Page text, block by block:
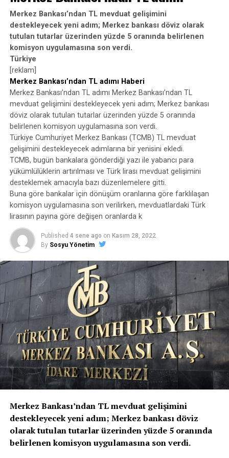
Merkez Bankası’ndan TL adımı
DON'T MISS
Ağustos’ta 111 bin 759 taşıtın trafiğe kaydı yapıldı
Merkez Bankası’ndan TL mevduat gelişimini
destekleyecek yeni adım; Merkez bankası döviz olarak
tutulan tutarlar üzerinden yüzde 5 oranında belirlenen
komisyon uygulamasına son verdi.
Türkiye
[reklam]
Merkez Bankası’ndan TL adımı Haberi
Merkez Bankası’ndan TL adımı Merkez Bankası’ndan TL
mevduat gelişimini destekleyecek yeni adım; Merkez bankası
döviz olarak tutulan tutarlar üzerinden yüzde 5 oranında
belirlenen komisyon uygulamasına son verdi.
Türkiye Cumhuriyet Merkez Bankası (TCMB) TL mevduat
gelişimini destekleyecek adımlarına bir yenisini ekledi.
TCMB, bugün bankalara gönderdiği yazı ile yabancı para
yükümlülüklerin artırılması ve Türk lirası mevduat gelişimini
desteklemek amacıyla bazı düzenlemelere gitti.
Buna göre bankalar için dönüşüm oranlarına göre farklılaşan
komisyon uygulamasına son verilirken, mevduatlardaki Türk
lirasının payına göre değişen oranlarda k
Published 4 sene ago on Kasım 28, 2022
By Sosyu Yönetim
Merkez Bankası’ndan TL mevduat gelişimini
destekleyecek yeni adım; Merkez bankası döviz
olarak tutulan tutarlar üzerinden yüzde 5 oranında
belirlenen komisyon uygulamasına son verdi.